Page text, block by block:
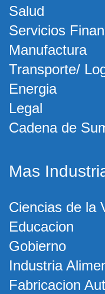
Salud
Servicios
Manufactura
Transporte/
Energia
Legal
Cadena de
Mas
Ciencias de la
Educacion
Gobierno
Industria
Fabricacion